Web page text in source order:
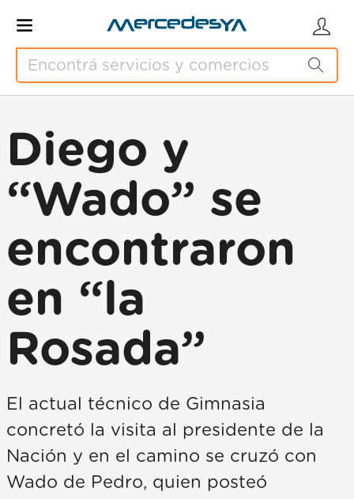
Diego y
“Wado” se
encontraron
en “la
Rosada”
El actual técnico de Gimnasia
concretó la visita al presidente de la
Nación y en el camino se cruzó con
Wado de Pedro, quien posteó